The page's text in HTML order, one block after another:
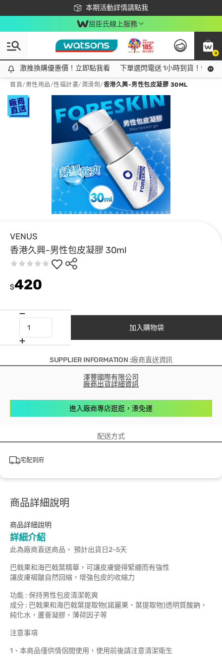
本期活動詳情請點我
下載app最高回饋$350
屈臣氏線上服務
0
激推換購優惠價！立即點我看
激推換購優惠價！立即點我看 下單選閃電送 1小時到貨！領神
首頁/ 男性用品/性福計畫/潤滑劑 /香港久興-男性包皮凝膠 30ML
VENUS
香港久興-男性包皮凝膠 30ml
$420
加入購物袋
SUPPLIER INFORMATION :廠商直送資訊
澤豐國際有限公司
廠商出貨詳細資訊
進入廠商專店逛逛，湊免運
配送方式
宅配到府
商品詳細說明
商品詳細說明
詳細介紹
此為廠商直送商品， 預計出貨日2-5天
巴戟果和海巴戟葉精華，可讓皮膚變得緊綳而有強性
讓皮膚褶皺自然回縮，增強包皮的收縮力
功能 : 保持男性包皮清潔乾爽
成分 : 巴戟果和海巴戟葉提取物(諾麗果、葉提取物)透明質酸鈉，
純化水，蘆薈凝膠，薄荷因子等
注意事項
1、本商品僅供情侶間使用，使用前後請注意清潔衛生